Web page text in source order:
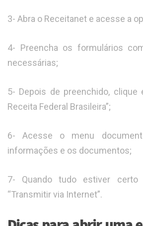
3- Abra o Receitanet e acesse a
4- Preencha os formulários
necessárias;
5- Depois de preenchido, clique
Receita Federal Brasileira”;
6- Acesse o menu
informações e os documentos;
7- Quando tudo estiver certo
“Transmitir via Internet”.